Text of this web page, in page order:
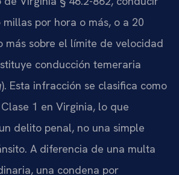
por hora o más, o a 20
más sobre el límite de velocidad
conducción temeraria
). Esta infracción se clasifica como
1 en Virginia, lo que
delito penal, no una simple
A diferencia de una multa
una condena por